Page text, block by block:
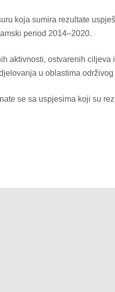
koja sumira rezultate
period 2014–2020.
aktivnosti, ostvarenih
u oblastima
se sa uspjesima koji su